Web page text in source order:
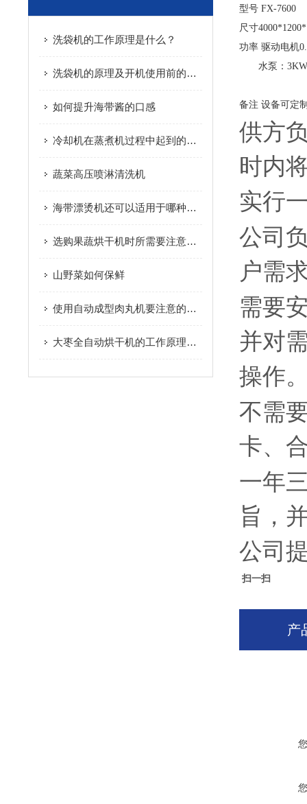
洗袋机的工作原理是什么？
洗袋机的原理及开机使用前的检查
如何提升海带酱的口感
冷却机在蒸煮机过程中起到的作用是什么？
蔬菜高压喷淋清洗机
海带漂烫机还可以适用于哪种果蔬的加工使用
选购果蔬烘干机时所需要注意的重要事项介绍
山野菜如何保鲜
使用自动成型肉丸机要注意的事项
大枣全自动烘干机的工作原理及优点您了解吗？
型号 FX-7600
尺寸
功率 驱动电机
水泵：
备注 设备可定
供方
时内
实行
公司
户需
需要
并对
操作
不需
卡、
一年
旨，
公司
扫一扫
产